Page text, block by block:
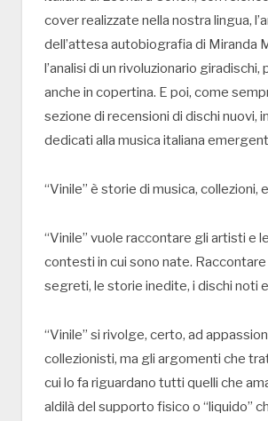
cover realizzate nella nostra lingua,
dell’attesa autobiografia di Miranda
l’analisi di un rivoluzionario giradischi,
anche in copertina. E poi, come
sezione di recensioni di dischi nuovi,
dedicati alla musica italiana
“Vinile” è storie di musica, collezioni,
“Vinile” vuole raccontare gli artisti e
contesti in cui sono nate.
segreti, le storie inedite, i dischi noti
“Vinile” si rivolge, certo, ad
collezionisti, ma gli argomenti che
cui lo fa riguardano tutti quelli che
aldilà del supporto fisico o “liquido”